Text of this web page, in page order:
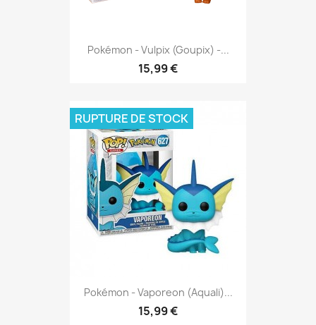
Pokémon - Vulpix (Goupix) -...
15,99 €
Pokémon - Vaporeon (Aquali)...
15,99 €
RUPTURE DE STOCK